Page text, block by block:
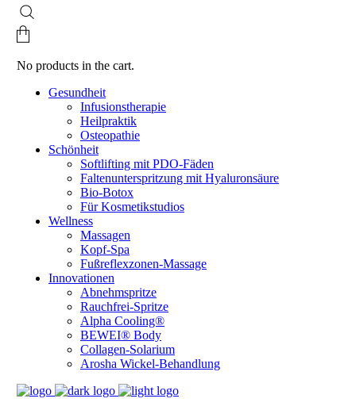
No products in the cart.
Gesundheit
Infusionstherapie
Heilpraktik
Osteopathie
Schönheit
Softlifting mit PDO-Fäden
Faltenunterspritzung mit Hyaluronsäure
Bio-Botox
Für Kosmetikstudios
Wellness
Massagen
Kopf-Spa
Fußreflexzonen-Massage
Innovationen
Abnehmspritze
Rauchfrei-Spritze
Alpha Cooling®
BEWEI® Body
Collagen-Solarium
Arosha Wickel-Behandlung